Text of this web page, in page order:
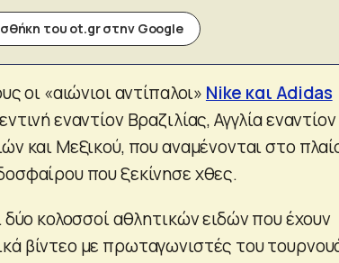
του ot.gr στην Google
οι «αιώνιοι αντίπαλοι» Nike και Adidas
εναντίον Βραζιλίας, Αγγλία εναντίον
και Μεξικού, που αναμένονται στο
που ξεκίνησε χθες.
κολοσσοί αθλητικών ειδών που έχουν
βίντεο με πρωταγωνιστές του